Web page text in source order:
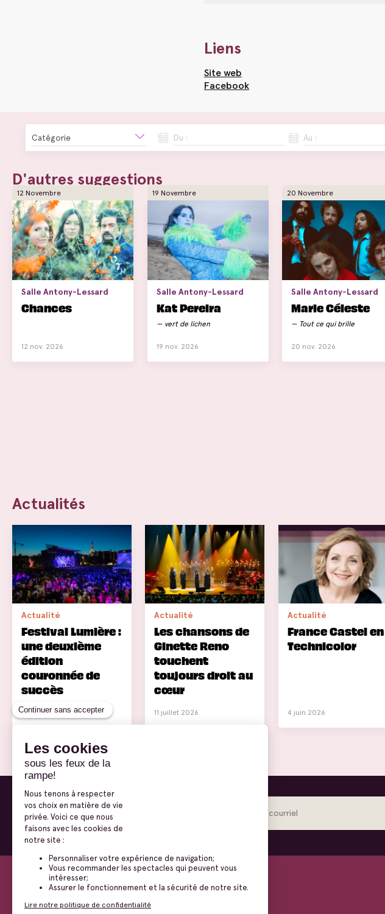
Liens
Site web
Facebook
Catégorie Du : Au :
D'autres suggestions
12 Novembre
Salle Antony-Lessard
Chances
12 nov. 2026
19 Novembre
Salle Antony-Lessard
Kat Pereira
vert de lichen
19 nov. 2026
20 Novembre
Salle Antony-Lessard
Marie Céleste
Tout ce qui brille
20 nov. 2026
Actualités
Actualité
Festival Lumière :
une deuxième
édition
couronnée de
succès
14 juillet 2026
Actualité
Les chansons de
Ginette Reno
touchent
toujours droit au
cœur
11 juillet 2026
Actualité
France Castel en
Technicolor
4 juin 2026
Inscrivez-vous à
notre infolettre
Nous joindre